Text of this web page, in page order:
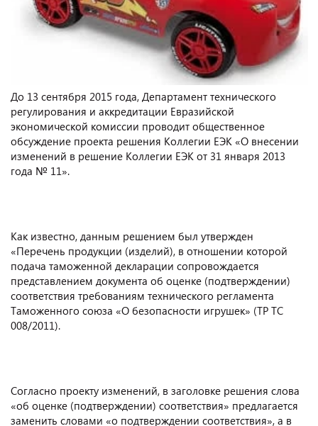
До 13 сентября 2015 года, Департамент технического
регулирования и аккредитации Евразийской
экономической комиссии проводит общественное
обсуждение проекта решения Коллегии ЕЭК «О внесении
изменений в решение Коллегии ЕЭК от 31 января 2013
года № 11».
Как известно, данным решением был утвержден
«Перечень продукции (изделий), в отношении которой
подача таможенной декларации сопровождается
представлением документа об оценке (подтверждении)
соответствия требованиям технического регламента
Таможенного союза «О безопасности игрушек» (ТР ТС
008/2011).
Согласно проекту изменений, в заголовке решения слова
«об оценке (подтверждении) соответствия» предлагается
заменить словами «о подтверждении соответствия», а в